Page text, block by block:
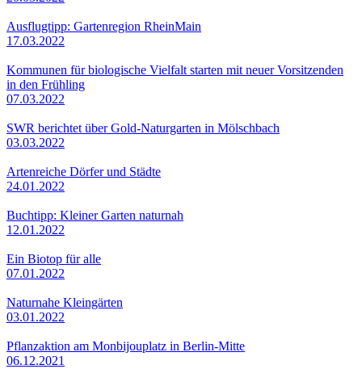
Ausflugtipp: Gartenregion RheinMain
17.03.2022
Kommunen für biologische Vielfalt starten mit neuer Vorsitzenden
in den Frühling
07.03.2022
SWR berichtet über Gold-Naturgarten in Mölschbach
03.03.2022
Artenreiche Dörfer und Städte
24.01.2022
Buchtipp: Kleiner Garten naturnah
12.01.2022
Ein Biotop für alle
07.01.2022
Naturnahe Kleingärten
03.01.2022
Pflanzaktion am Monbijouplatz in Berlin-Mitte
06.12.2021